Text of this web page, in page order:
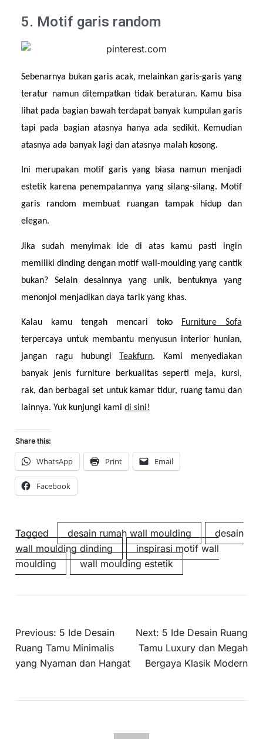
5. Motif garis random
Sebenarnya bukan garis acak, melainkan garis-garis yang
teratur namun ditempatkan tidak beraturan. Kamu bisa
lihat pada bagian bawah terdapat banyak kumpulan garis
tapi pada bagian atasnya hanya ada sedikit. Kemudian
atasnya ada banyak lagi dan atasnya malah kosong.
Ini merupakan motif garis yang biasa namun menjadi
estetik karena penempatannya yang silang-silang. Motif
garis random membuat ruangan tampak hidup dan
elegan.
Jika sudah menyimak ide di atas kamu pasti ingin
memiliki dinding dengan motif wall-moulding yang cantik
bukan? Selain desainnya yang unik, bentuknya yang
menonjol menjadikan daya tarik yang khas.
Kalau kamu tengah mencari toko
Furniture Sofa
terpercaya untuk membantu menyusun interior hunian,
jangan ragu hubungi Teakfurn. Kami menyediakan
banyak jenis furniture berkualitas seperti meja, kursi,
rak, dan berbagai set untuk kamar tidur, ruang tamu dan
lainnya. Yuk kunjungi kami di sini!
Share this:
WhatsApp Print Email
Facebook
Tagged desain rumah wall moulding
desain
wall moulding dinding
inspirasi motif wall
moulding
wall moulding estetik
Previous: 5 Ide Desain
Ruang Tamu Minimalis
yang Nyaman dan Hangat
Next: 5 Ide Desain Ruang
Tamu Luxury dan Megah
Bergaya Klasik Modern